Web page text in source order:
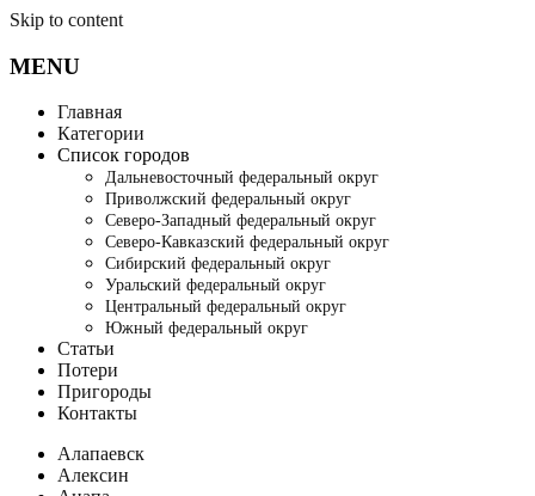
Skip to content
MENU
Главная
Категории
Список городов
Дальневосточный федеральный округ
Приволжский федеральный округ
Северо-Западный федеральный округ
Северо-Кавказский федеральный округ
Сибирский федеральный округ
Уральский федеральный округ
Центральный федеральный округ
Южный федеральный округ
Статьи
Потери
Пригороды
Контакты
Алапаевск
Алексин